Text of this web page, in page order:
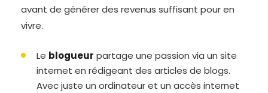
avant de générer des revenus suffisant pour en
vivre.
Le blogueur partage une passion via un site
internet en rédigeant des articles de blogs.
Avec juste un ordinateur et un accès internet